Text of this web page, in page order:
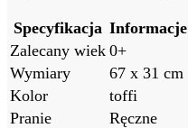
Specyfikacja Informacje
Zalecany⁣ wiek 0+
Wymiary
67 x 31 cm
Kolor
toffi
Pranie
Ręczne